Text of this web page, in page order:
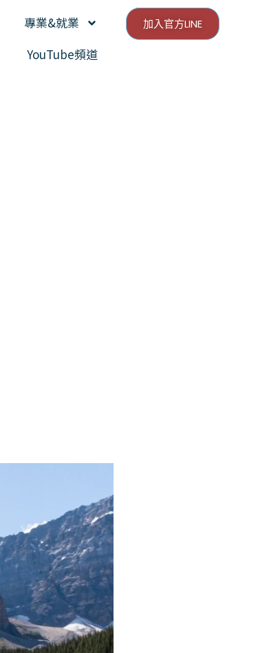
專業&就業
YouTube頻道
加入官方LINE